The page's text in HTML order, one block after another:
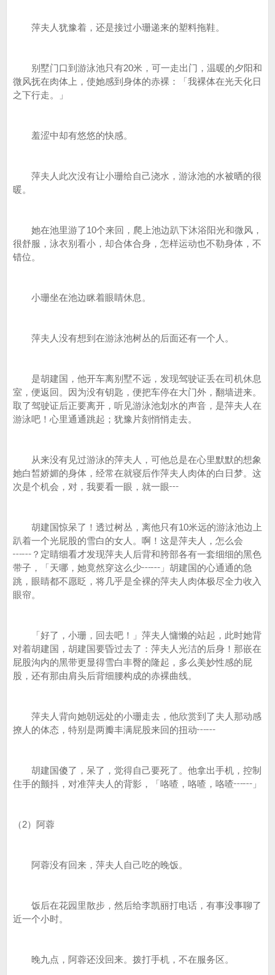
萍夫人犹豫着，还是接过小珊递来的塑料拖鞋。
别墅门口到游泳池只有20米，可一走出门，温暖的夕阳和
微风抚在肉体上，使她感到身体的赤裸：「我裸体在光天化日
之下行走。」
羞涩中却有悠悠的快感。
萍夫人此次没有让小珊给自己浇水，游泳池的水被晒的很
暖。
她在池里游了10个来回，爬上池边趴下沐浴阳光和微风，
很舒服，泳衣别看小，却合体合身，怎样运动也不勒身体，不
错位。
小珊坐在池边眯着眼睛休息。
萍夫人没有想到在游泳池树丛的后面还有一个人。
是胡建国，他开车离别墅不远，发现驾驶证丢在司机休息
室，便返回。因为没有钥匙，便把车停在大门外，翻墙进来。
取了驾驶证后正要离开，听见游泳池划水的声音，是萍夫人在
游泳吧！心里通通跳起；犹豫片刻悄悄走去。
从来没有见过游泳的萍夫人，可他总是在心里默默的想象
她白皙娇媚的身体，经常在就寝后作萍夫人肉体的白日梦。这
次是个机会，对，我要看一眼，就一眼┅
胡建国惊呆了！透过树丛，离他只有10米远的游泳池边上
趴着一个光屁股的雪白的女人。啊！这是萍夫人，怎么会
┅┅？定睛细看才发现萍夫人后背和胯部各有一套细细的黑色
带子，「天哪，她竟然穿这么少┅┅」胡建国的心通通的急
跳，眼睛都不愿眨，将几乎是全裸的萍夫人肉体极尽全力收入
眼帘。
「好了，小珊，回去吧！」萍夫人慵懒的站起，此时她背
对着胡建国，胡建国要昏过去了：萍夫人光洁的后身！那嵌在
屁股沟内的黑带更显得雪白丰臀的隆起，多么美妙性感的屁
股，还有那由肩头后背细腰构成的赤裸曲线。
萍夫人背向她朝远处的小珊走去，他欣赏到了夫人那动感
撩人的体态，特别是两瓣丰满屁股来回的扭动┅┅
胡建国傻了，呆了，觉得自己要死了。他拿出手机，控制
住手的颤抖，对准萍夫人的背影，「咯喳，咯喳，咯喳┅┅」
（2）阿蓉
阿蓉没有回来，萍夫人自己吃的晚饭。
饭后在花园里散步，然后给李凯丽打电话，有事没事聊了
近一个小时。
晚九点，阿蓉还没回来。拨打手机，不在服务区。